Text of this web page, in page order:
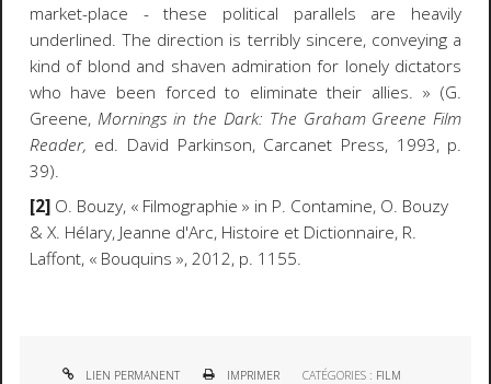
market-place - these political parallels are heavily
underlined. The direction is terribly sincere, conveying a
kind of blond and shaven admiration for lonely dictators
who have been forced to eliminate their allies. » (G.
Greene, Mornings in the Dark: The Graham Greene Film
Reader, ed. David Parkinson, Carcanet Press, 1993, p.
39).
[2] O. Bouzy, « Filmographie » in P. Contamine, O. Bouzy
& X. Hélary, Jeanne d'Arc, Histoire et Dictionnaire, R.
Laffont, «Bouquins », 2012, p. 1155.
LIEN PERMANENT IMPRIMER CATÉGORIES : FILM